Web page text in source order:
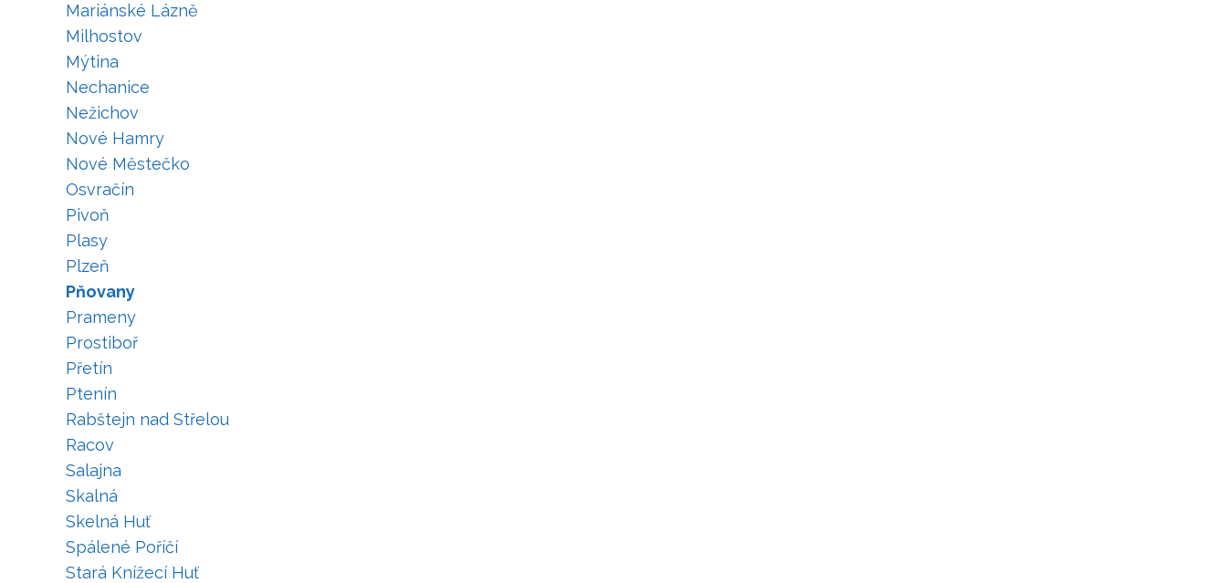
Mariánské Lázně
Milhostov
Mýtina
Nechanice
Nežichov
Nové Hamry
Nové Městečko
Osvračín
Pivoň
Plasy
Plzeň
Pňovany
Prameny
Prostiboř
Přetín
Ptenín
Rabštejn nad Střelou
Racov
Salajna
Skalná
Skelná Huť
Spálené Poříčí
Stará Knížecí Huť